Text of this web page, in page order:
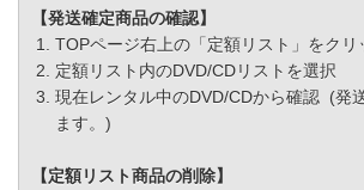
【発送確定商品の確認】
TOPページ右上の「定額リスト」をクリ
定額リスト内のDVD/CDリストを選択
現在レンタル中のDVD/CDから確認 (発
ます。)
【定額リスト商品の削除】